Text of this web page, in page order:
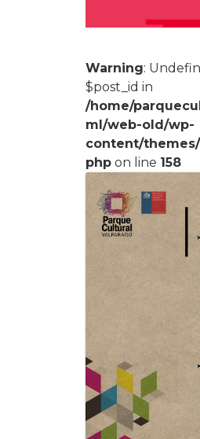
Warning:
$post_id in
/home/
ml/web-old/wp-
content/
php on line 158